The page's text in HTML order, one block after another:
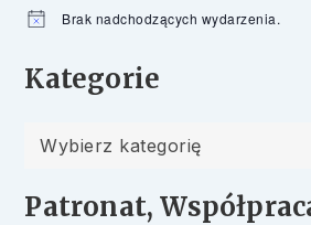
Powiadomienie
Brak nadchodzących wydarzenia.
Kategorie
Kategorie
Patronat,